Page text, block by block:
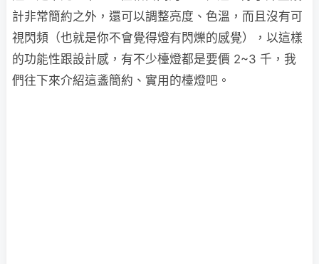
計非常簡約之外，還可以調整亮度、色溫，而且沒有可
視閃頻（也就是你不會覺得燈有閃爍的感覺），以這樣
的功能性跟設計感，有不少檯燈都是要價 2~3 千，我
們往下來介紹這盞簡約、實用的檯燈吧。